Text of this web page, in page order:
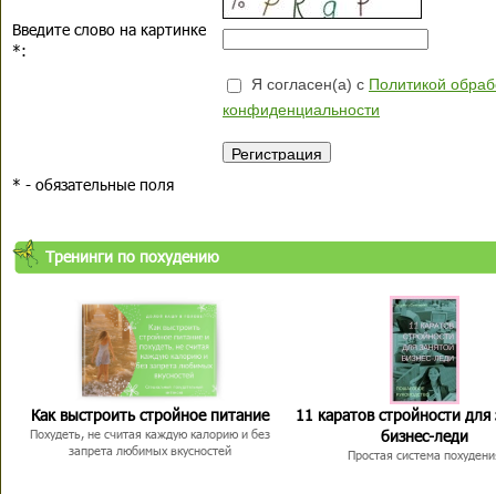
Введите слово на картинке
*:
Я согласен(а) с Политикой
конфиденциальности
* - обязательные поля
Тренинги по похудению
Как выстроить стройное питание
Похудеть, не считая каждую калорию и без
запрета любимых вкусностей
11 каратов стройности для
бизнес-леди
Простая система